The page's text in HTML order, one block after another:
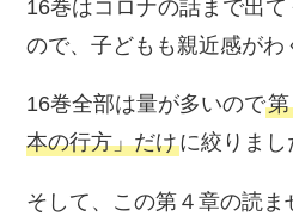
16巻はコロナの話まで出
ので、子どもも親近感がわ
16巻全部は量が多いので
本の行方」だけに絞りまし
そして、この第４章の読ま